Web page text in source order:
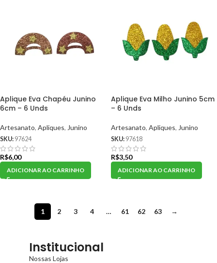
Aplique Eva Chapéu Junino
6cm – 6 Unds
Artesanato, Apliques, Junino
SKU: 97624
R$6,00
ADICIONAR AO CARRINHO
Aplique Eva Milho Junino 5cm
– 6 Unds
Artesanato, Apliques, Junino
SKU: 97618
R$3,50
ADICIONAR AO CARRINHO
1 2 3 4 … 61 62 63 →
Institucional
Nossas Lojas